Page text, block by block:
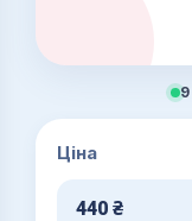
9
Ціна
440 ₴